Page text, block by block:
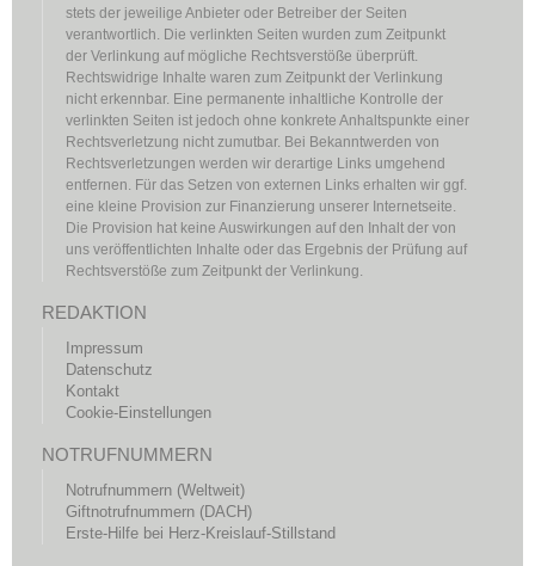
stets der jeweilige Anbieter oder Betreiber der Seiten
verantwortlich. Die verlinkten Seiten wurden zum Zeitpunkt
der Verlinkung auf mögliche Rechtsverstöße überprüft.
Rechtswidrige Inhalte waren zum Zeitpunkt der Verlinkung
nicht erkennbar. Eine permanente inhaltliche Kontrolle der
verlinkten Seiten ist jedoch ohne konkrete Anhaltspunkte einer
Rechtsverletzung nicht zumutbar. Bei Bekanntwerden von
Rechtsverletzungen werden wir derartige Links umgehend
entfernen. Für das Setzen von externen Links erhalten wir ggf.
eine kleine Provision zur Finanzierung unserer Internetseite.
Die Provision hat keine Auswirkungen auf den Inhalt der von
uns veröffentlichten Inhalte oder das Ergebnis der Prüfung auf
Rechtsverstöße zum Zeitpunkt der Verlinkung.
REDAKTION
Impressum
Datenschutz
Kontakt
Cookie-Einstellungen
NOTRUFNUMMERN
Notrufnummern (Weltweit)
Giftnotrufnummern (DACH)
Erste-Hilfe bei Herz-Kreislauf-Stillstand